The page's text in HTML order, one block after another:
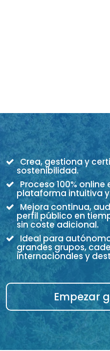
Crea, gestiona y
sostenibilidad.
Proceso 100% online
plataforma intuitiva
Mejora continua,
perfil público en
sin coste adicional.
Ideal para
grandes grupos,
internacionales y
Empezar